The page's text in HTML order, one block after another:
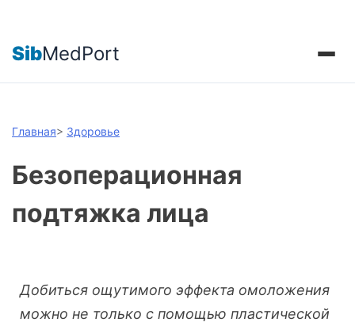
SibMedPort
Главная> Здоровье
Безоперационная
подтяжка лица
Добиться ощутимого эффекта омоложения
можно не только с помощью пластической